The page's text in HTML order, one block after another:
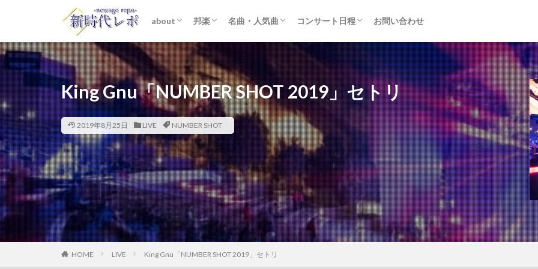
about
ライター紹介
プライバシーポリシー
免責事項
邦楽
STARTO ENTERTAINMENT (旧ジャニーズ)
女性アイドル
K-POP
洋楽
名曲・人気曲
おすすめアルバム
コンサート日程
セトリ・まとめ
ライブレポ
カード枠
お問い合わせ
King Gnu「NUMBER SHOT 2019」セトリ
2019年8月25日 LIVE NUMBER SHOT
HOME LIVE King Gnu「NUMBER SHOT 2019」セトリ